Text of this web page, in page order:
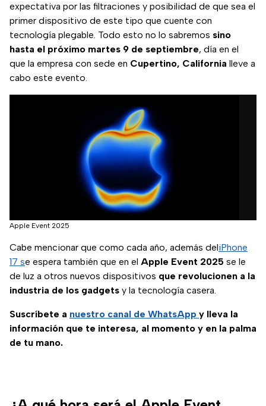
expectativa por las filtraciones y posibilidad de que sea el
primer dispositivo de este tipo que cuente con
tecnología plegable. Todo esto no lo sabremos sino
hasta el próximo martes 9 de septiembre, día en el
que la empresa con sede en Cupertino, California lleve a
cabo este evento.
Apple Event 2025
Cabe mencionar que como cada año, además deliPhone
17 se espera también que en el Apple Event 2025 se le
de luz a otros nuevos dispositivos que revolucionen a la
industria de los gadgets y la tecnología casera.
Suscríbete a nuestro canal de WhatsApp y lleva la
información que te interesa, al momento y en la palma
de tu mano.